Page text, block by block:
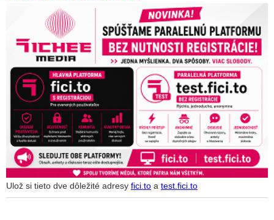
Ulož si tieto dve dôležité adresy fici.to a test.fici.to